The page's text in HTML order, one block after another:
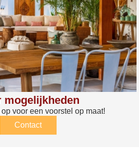
mogelijkheden
voor een voorstel op maat!
Contact